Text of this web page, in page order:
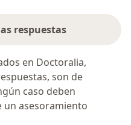
respuestas
en Doctoralia,
son de
caso deben
asesoramiento